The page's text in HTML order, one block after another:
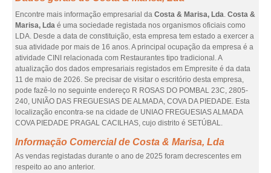
Encontre mais informação empresarial da Costa & Marisa, Lda. Costa &
Marisa, Lda é uma sociedade registada nos organismos oficiais como
LDA. Desde a data de constituição, esta empresa tem estado a exercer a
sua atividade por mais de 16 anos. A principal ocupação da empresa é a
atividade CINI relacionada com Restaurantes tipo tradicional. A
atualização dos dados empresariais registados em Empresite é da data
11 de maio de 2026. Se precisar de visitar o escritório desta empresa,
pode fazê-lo no seguinte endereço R ROSAS DO POMBAL 23C, 2805-
240, UNIÃO DAS FREGUESIAS DE ALMADA, COVA DA PIEDADE. Esta
localização encontra-se na cidade de UNIAO FREGUESIAS ALMADA
COVA PIEDADE PRAGAL CACILHAS, cujo distrito é SETÚBAL.
Informação Comercial de Costa & Marisa, Lda
As vendas registadas durante o ano de 2025 foram decrescentes em
respeito ao ano anterior.